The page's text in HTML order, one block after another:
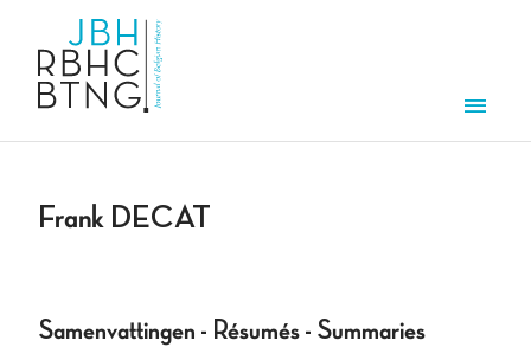
Frank DECAT
Samenvattingen - Résumés - Summaries